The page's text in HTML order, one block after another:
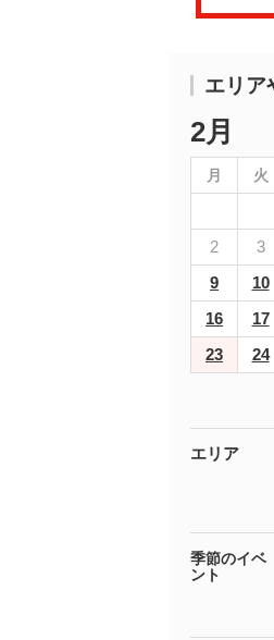
エリア
2月
月 火
2
3
9
10
16
17
23
24
エリア
季節のイベ
ント